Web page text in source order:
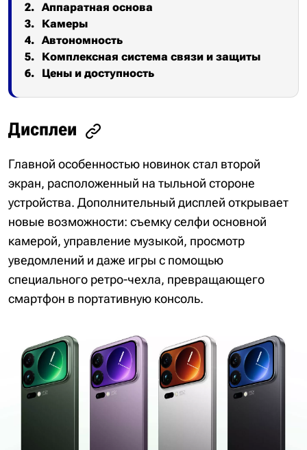
Аппаратная основа
Камеры
Автономность
Комплексная система связи и защиты
Цены и доступность
Дисплеи
Главной особенностью новинок стал второй
экран, расположенный на тыльной стороне
устройства. Дополнительный дисплей открывает
новые возможности: съемку селфи основной
камерой, управление музыкой, просмотр
уведомлений и даже игры с помощью
специального ретро-чехла, превращающего
смартфон в портативную консоль.